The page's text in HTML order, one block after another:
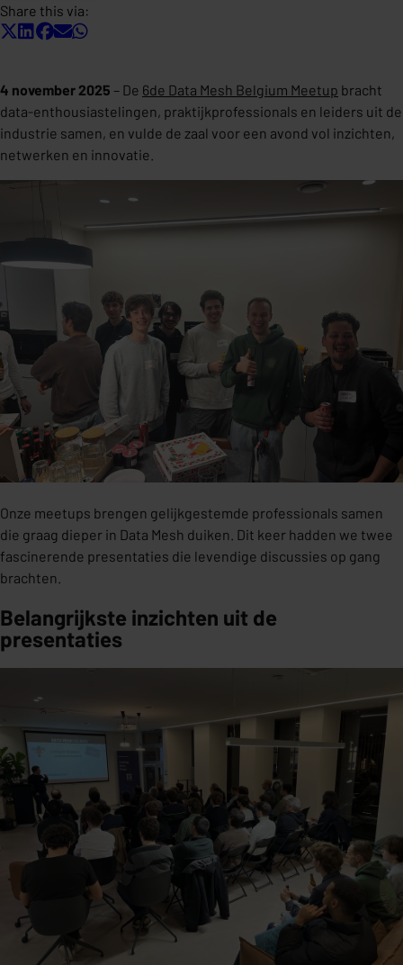
Share this via:
4 november 2025 – De 6de Data Mesh Belgium Meetup bracht
data-enthousiastelingen, praktijkprofessionals en leiders uit de
industrie samen, en vulde de zaal voor een avond vol inzichten,
netwerken en innovatie.
Onze meetups brengen gelijkgestemde professionals samen
die graag dieper in Data Mesh duiken. Dit keer hadden we twee
fascinerende presentaties die levendige discussies op gang
brachten.
Belangrijkste inzichten uit de
presentaties